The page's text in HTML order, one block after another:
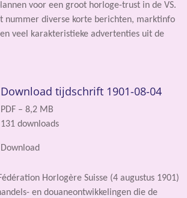
voor een groot horloge-trust in de VS.
nummer diverse korte berichten, marktinfo
veel karakteristieke advertenties uit de
Download tijdschrift 1901-08-04
PDF – 8,2 MB
131 downloads
Download
Horlogère Suisse (4 augustus 1901)
en douaneontwikkelingen die de